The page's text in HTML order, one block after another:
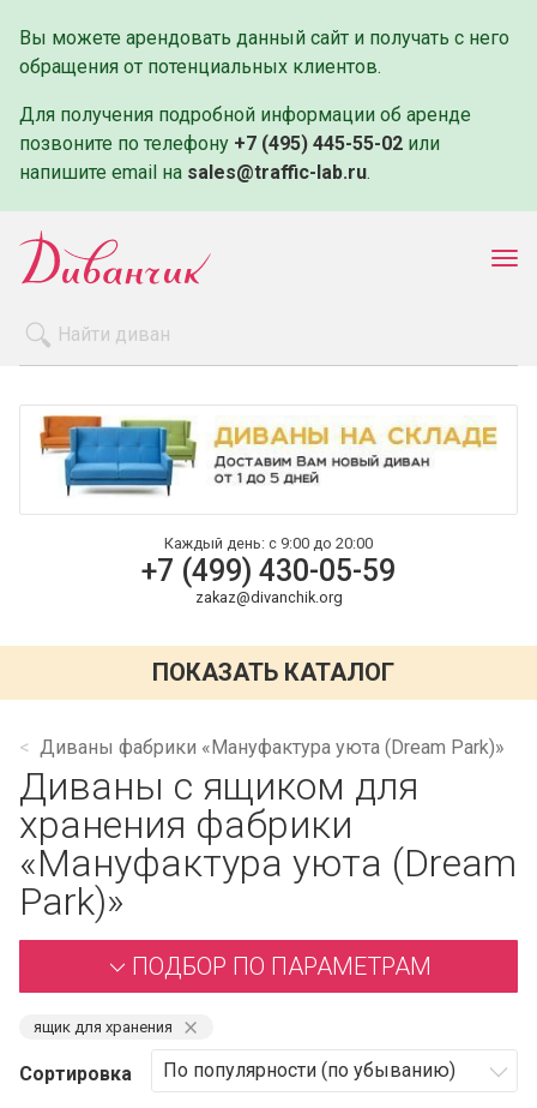
Вы можете арендовать данный сайт и получать с него
обращения от потенциальных клиентов.
Для получения подробной информации об аренде
позвоните по телефону +7 (495) 445-55-02 или
напишите email на sales@traffic-lab.ru.
Оплата и доставка
Контакты
Каждый день: с 9:00 до 20:00
+7 (499) 430-05-59
zakaz@divanchik.org
ПОКАЗАТЬ КАТАЛОГ
Диваны фабрики «Мануфактура уюта (Dream Park)»
Диваны с ящиком для
хранения фабрики
«Мануфактура уюта (Dream
Park)»
ПОДБОР ПО ПАРАМЕТРАМ
ящик для хранения ⨯
Сортировка